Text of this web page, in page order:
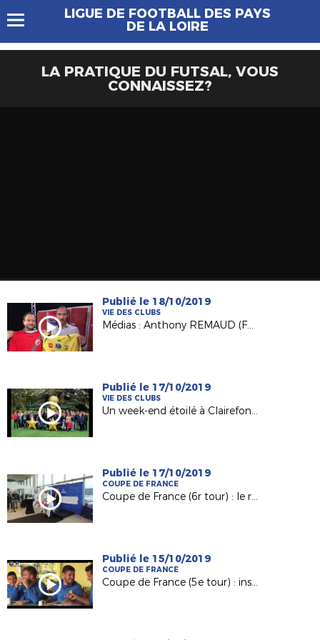
LIGUE DE FOOTBALL DES PAYS
DE LA LOIRE
LA PRATIQUE DU FUTSAL, VOUS
CONNAISSEZ?
Publié le 18/10/2019
VIE DES CLUBS
Médias : Anthony REMAUD (FC Val de Moine) invité de France 3 !
Publié le 17/10/2019
VIE DES CLUBS
Un week-end étoilé à Clairefontaine pour nos bénévoles
Publié le 17/10/2019
COUPE DE FRANCE
Coupe de France (6r tour) : le replay du tirage au sort
Publié le 15/10/2019
COUPE DE FRANCE
Coupe de France (5e tour) : inside FC Beaupreau La Chapelle